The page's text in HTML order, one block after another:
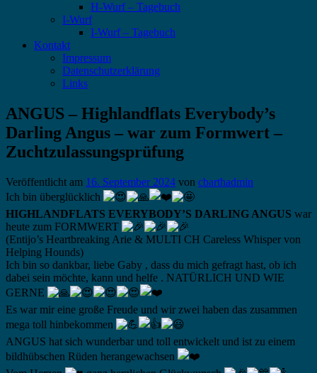
H-Wurf – Tagebuch
I-Wurf
I-Wurf – Tagebuch
Kontakt
Impressum
Datenschutzerklärung
Links
ANGUS – Highlandflats Everybody’s
Darling Angus – war zum Formwert –
Zuchtzulassungsprüfung
Veröffentlicht am 16. September 2024 von cbarthadmin
Ich bin überglücklich
HIGHLANDFLATS EVERYBODY’S DARLING ANGUS war
heute zum FORMWERT
(Entijo’s Heartbreaking Arie & MULTI CH Careless Whisper von
Helping Hounds)
Ich bin so dankbar, liebe Gaby , dass du mich gefragt hast, ob ich
dabei sein möchte, kann und helfe . NATÜRLICH UND WIE
GERNE
Es war mir eine große Freude und wir zwei haben das zusammen
mega toll hinbekommen
ANGUS hat sich wunderbar und toll entwickelt und ist zu einem
bildhübschen Rüden herangewachsen